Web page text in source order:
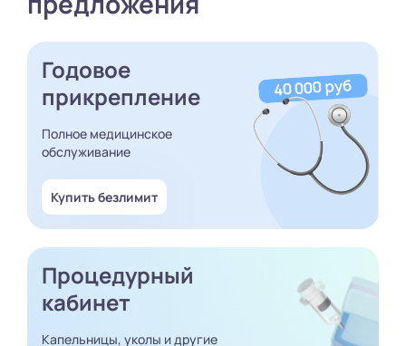
Годовое
прикрепление
Полное медицинское
обслуживание
Купить безлимит
Процедурный
кабинет
Капельницы, уколы и другие